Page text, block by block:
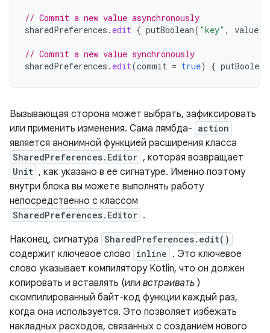
// Commit a new value asynchronously
sharedPreferences . edit { putBoolean( "key" , value
// Commit a new value synchronously
sharedPreferences . edit(commit = true) { putBoolean
Вызывающая сторона может выбрать, зафиксировать
или применить изменения. Сама лямбда- action
является анонимной функцией расширения класса
SharedPreferences.Editor , которая возвращает
Unit , как указано в её сигнатуре. Именно поэтому
внутри блока вы можете выполнять работу
непосредственно с классом
SharedPreferences.Editor .
Наконец, сигнатура SharedPreferences.edit()
содержит ключевое слово inline . Это ключевое
слово указывает компилятору Kotlin, что он должен
копировать и вставлять (или встраивать )
скомпилированный байт-код функции каждый раз,
когда она используется. Это позволяет избежать
накладных расходов, связанных с созданием нового